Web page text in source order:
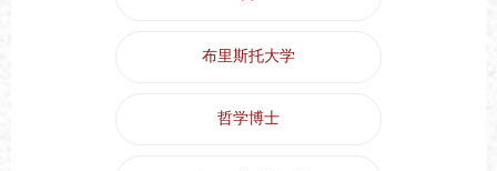
布里斯托大学
哲学博士